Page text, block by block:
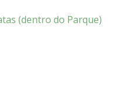
(dentro do Parque)